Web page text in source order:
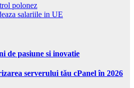
polonez
salariile in UE
de pasiune si inovatie
serverului tău cPanel în 2026